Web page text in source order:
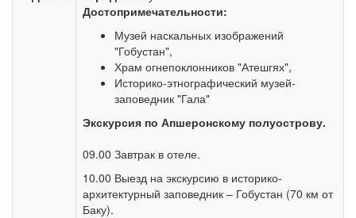
Достопримечательности:
Музей наскальных изображений
"Гобустан",
Храм огнепоклонников "Атешгях",
Историко-этнографический музей-
заповедник "Гала"
Экскурсия по Апшеронскому полуострову.
09.00 Завтрак в отеле.
10.00 Выезд на экскурсию в историко-
архитектурный заповедник – Гобустан (70 км от
Баку).